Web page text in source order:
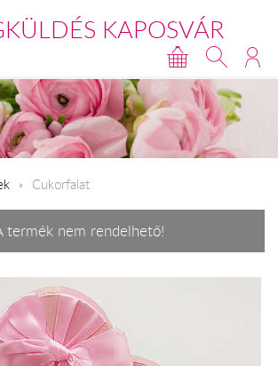
KAPOSVÁR
Cukorfalat
termék nem rendelhető!